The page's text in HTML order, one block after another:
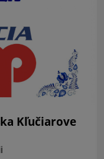
Kľučiarove